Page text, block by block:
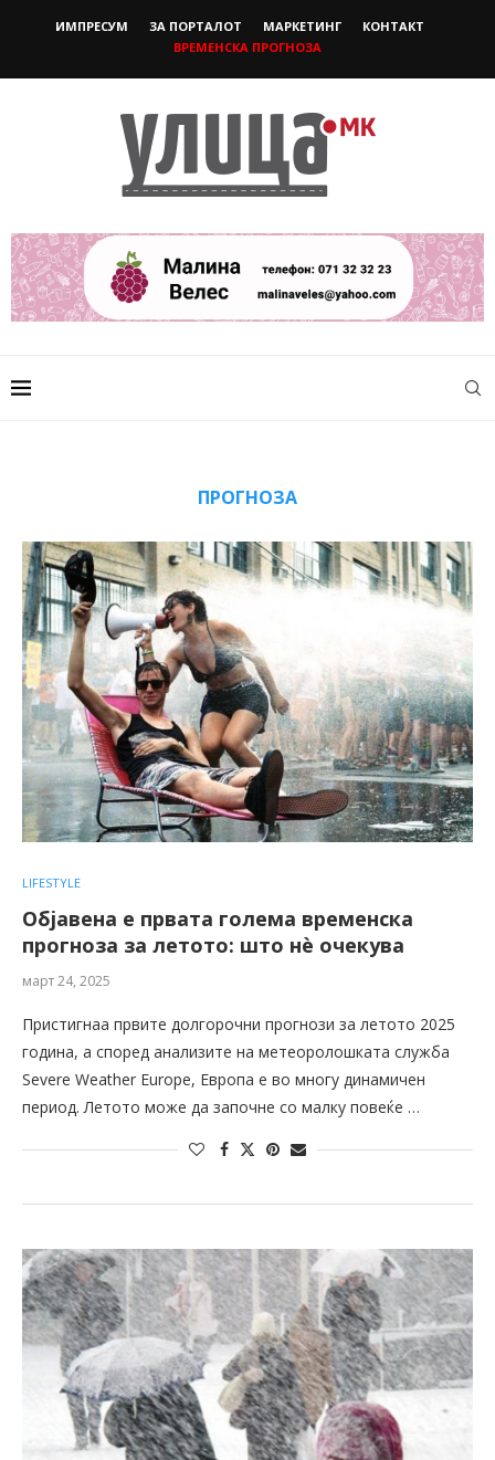
ИМПРЕСУМ ЗА ПОРТАЛОТ МАРКЕТИНГ
КОНТАКТ
ВРЕМЕНСКА ПРОГНОЗА
ПРОГНОЗА
LIFESTYLE
Објавена е првата голема временска
прогноза за летото: што нѐ очекува
март 24, 2025
Пристигнаа првите долгорочни прогнози за летото 2025
година, а според анализите на метеоролошката служба
Severe Weather Europe, Европа е во многу динамичен
период. Летото може да започне со малку повеќе …